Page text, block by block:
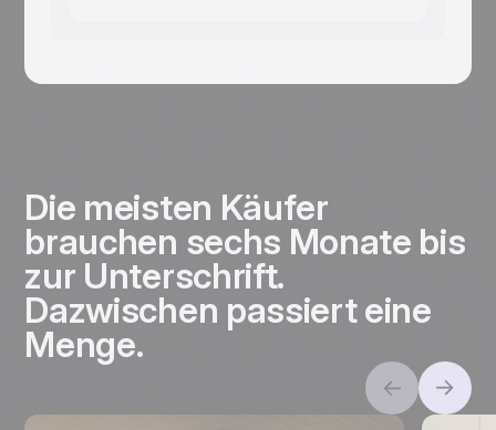
Die meisten Käufer
brauchen sechs Monate bis
zur Unterschrift.
Dazwischen passiert eine
Menge.